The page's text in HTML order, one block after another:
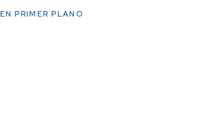
EN PRIMER PLANO